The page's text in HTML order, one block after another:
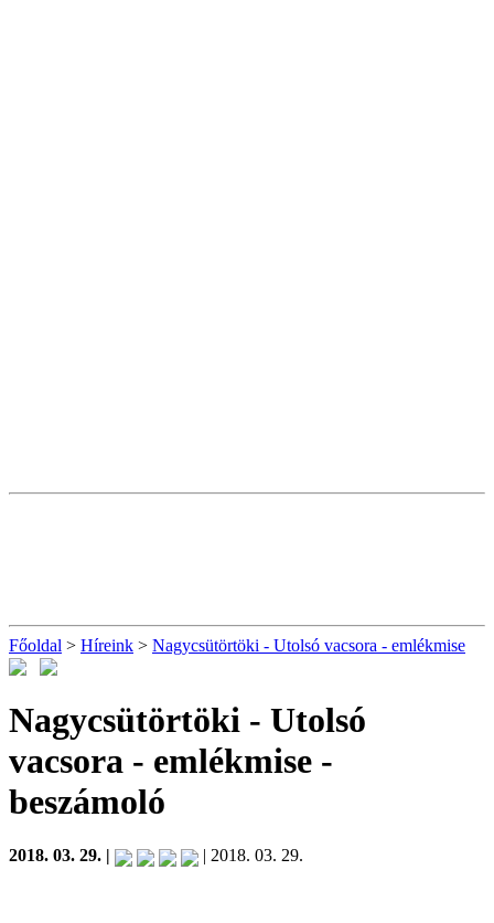
Főoldal > Híreink > Nagycsütörtöki - Utolsó vacsora - emlékmise
Nagycsütörtöki - Utolsó
vacsora - emlékmise -
beszámoló
2018. 03. 29. | | 2018. 03. 29.